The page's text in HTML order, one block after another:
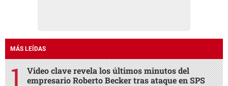
MÁS LEÍDAS
Video clave revela los últimos minutos del
empresario Roberto Becker tras ataque en SPS